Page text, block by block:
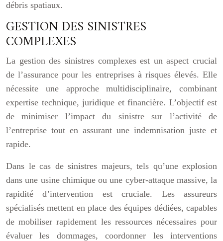
débris spatiaux.
GESTION DES SINISTRES
COMPLEXES
La gestion des sinistres complexes est un aspect crucial
de l’assurance pour les entreprises à risques élevés. Elle
nécessite une approche multidisciplinaire, combinant
expertise technique, juridique et financière. L’objectif est
de minimiser l’impact du sinistre sur l’activité de
l’entreprise tout en assurant une indemnisation juste et
rapide.
Dans le cas de sinistres majeurs, tels qu’une explosion
dans une usine chimique ou une cyber-attaque massive, la
rapidité d’intervention est cruciale. Les assureurs
spécialisés mettent en place des équipes dédiées, capables
de mobiliser rapidement les ressources nécessaires pour
évaluer les dommages, coordonner les interventions